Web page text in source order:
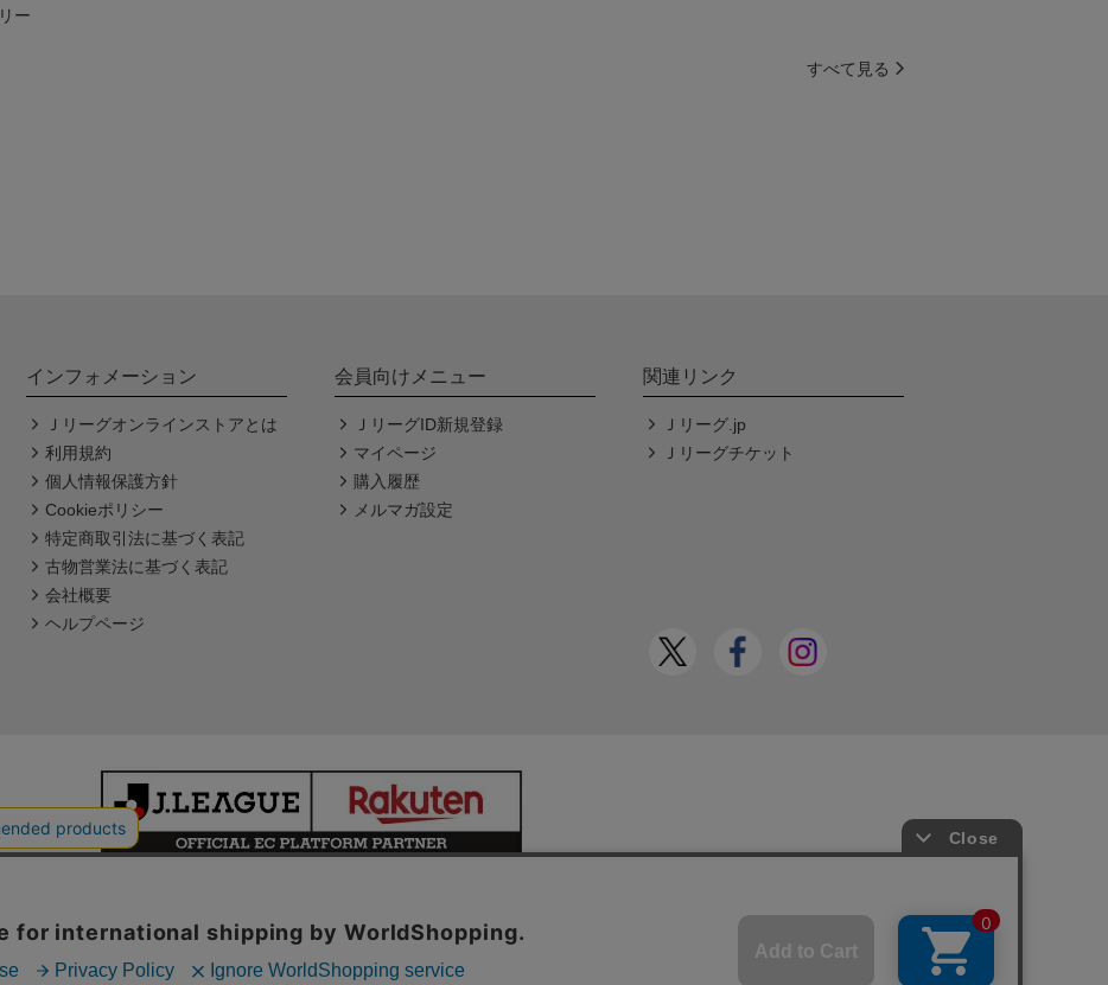
リー
すべて見る
インフォメーション
Ｊリーグオンラインストアとは
利用規約
個人情報保護方針
Cookieポリシー
特定商取引法に基づく表記
古物営業法に基づく表記
会社概要
ヘルプページ
会員向けメニュー
ＪリーグID新規登録
マイページ
購入履歴
メルマガ設定
関連リンク
Ｊリーグ.jp
Ｊリーグチケット
本サイトで使用している文章・画像等の無断での複製・転載を禁止します。
© JAPAN PROFESSIONAL FOOTBALL LEAGUE Rakuten Group, Inc.
ALL RIGHTS RESERVED.